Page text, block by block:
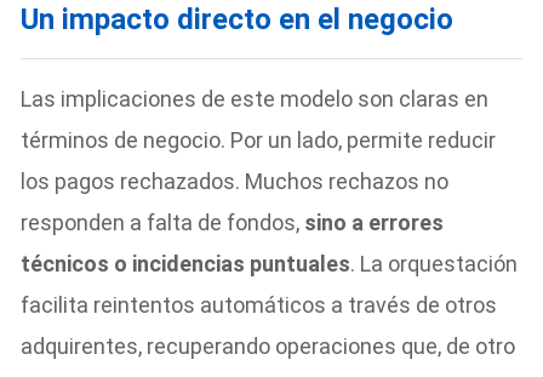
Un impacto directo en el negocio
Las implicaciones de este modelo son claras en
términos de negocio. Por un lado, permite reducir
los pagos rechazados. Muchos rechazos no
responden a falta de fondos, sino a errores
técnicos o incidencias puntuales. La orquestación
facilita reintentos automáticos a través de otros
adquirentes, recuperando operaciones que, de otro